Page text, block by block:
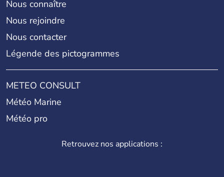
Nous connaître
Nous rejoindre
Nous contacter
Légende des pictogrammes
METEO CONSULT
Météo Marine
Météo pro
Retrouvez nos applications :